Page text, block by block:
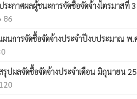
ระกาศผลผู้ชนะการจัดซื้อจัดจ้างไตรมาสที่
86
ผนการจัดซื้อจัดจ้างประจำปีงบประมาณ พ
รุปผลจัดซื้อจัดจ้างประจำเดือน มิถุนายน
120